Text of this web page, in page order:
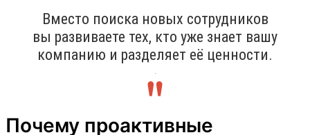
Вместо поиска новых сотрудников
вы развиваете тех, кто уже знает вашу
компанию и разделяет её ценности.
.
Почему проактивные